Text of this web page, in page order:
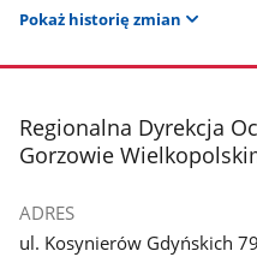
Pokaż historię zmian
stopka
Regionalna Dyrekcja
Gorzowie
ADRES
ul. Kosynierów Gdyńskich 79